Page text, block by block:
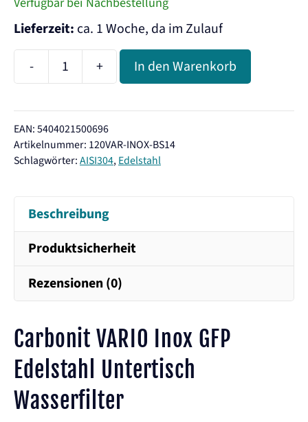
Lieferzeit: ca. 1 Woche, da im Zulauf
-
Carbonit
Inox
GFP
Edelstahl
+ In den Warenkorb
EAN: 5404021500696
Artikelnummer: 120VAR-INOX-BS14
Schlagwörter:AISI304,Edelstahl
Beschreibung
Produktsicherheit
Rezensionen (0)
Carbonit VARIO Inox GFP
Edelstahl Untertisch
Wasserfilter